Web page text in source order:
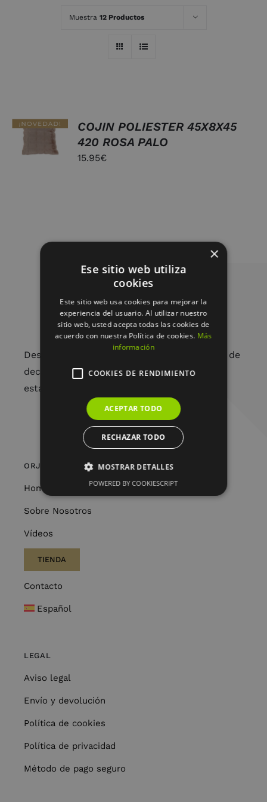
Muestra 12 Productos
AL
CARRITO
COJIN POLIESTER 45X8X45
420 ROSA PALO
15.95€
Desde arreglos florales únicos hasta piezas de
decoración cuidadosamente seleccionadas,
estamos aquí para embellecer tu vida.
ORJO’S HOME
Home
Sobre Nosotros
Vídeos
TIENDA
Contacto
Español
LEGAL
Aviso legal
Envío y devolución
Política de cookies
Política de privacidad
Método de pago seguro
×
Ese sitio web utiliza
cookies
Este sitio web usa cookies para mejorar la
experiencia del usuario. Al utilizar nuestro
sitio web, usted acepta todas las cookies de
acuerdo con nuestra Política de cookies. Más
información
COOKIES DE RENDIMIENTO
ACEPTAR TODO
RECHAZAR TODO
MOSTRAR DETALLES
POWERED BY COOKIESCRIPT